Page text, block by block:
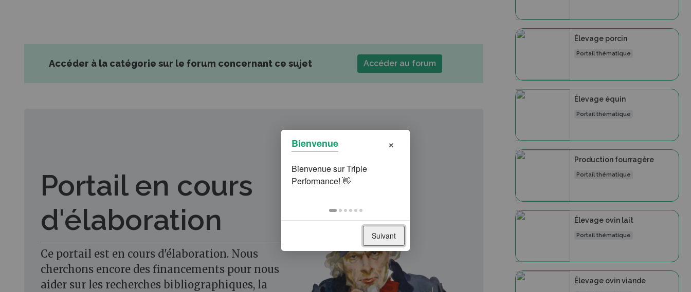
Accéder à la catégorie sur le forum concernant ce sujet Accéder au forum
Portail en cours
d'élaboration
Ce portail est en cours d'élaboration. Nous
cherchons encore des financements pour nous
aider sur les recherches bibliographiques, la
Élevage porcin
Portail thématique
Élevage équin
Portail thématique
Production fourragère
Portail thématique
Élevage ovin lait
Portail thématique
Élevage ovin viande
Bienvenue ×
Suivant